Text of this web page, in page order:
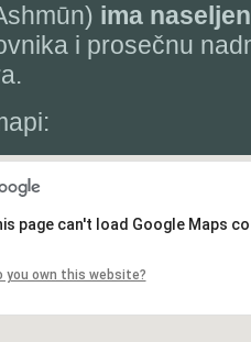
ima
i prosečnu
page can't load Google Maps
you own this website?